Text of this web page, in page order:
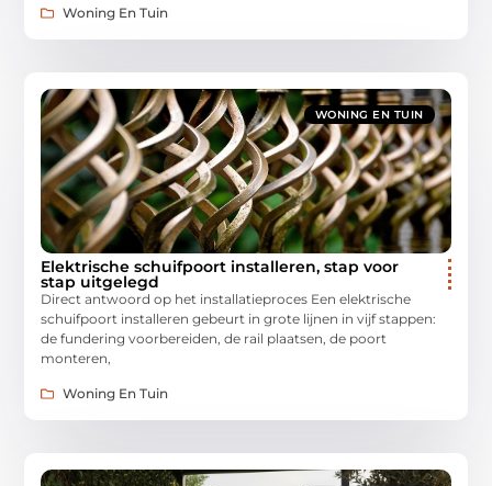
Woning En Tuin
WONING EN TUIN
Elektrische schuifpoort installeren, stap voor
stap uitgelegd
Direct antwoord op het installatieproces Een elektrische
schuifpoort installeren gebeurt in grote lijnen in vijf stappen:
de fundering voorbereiden, de rail plaatsen, de poort
monteren,
Woning En Tuin